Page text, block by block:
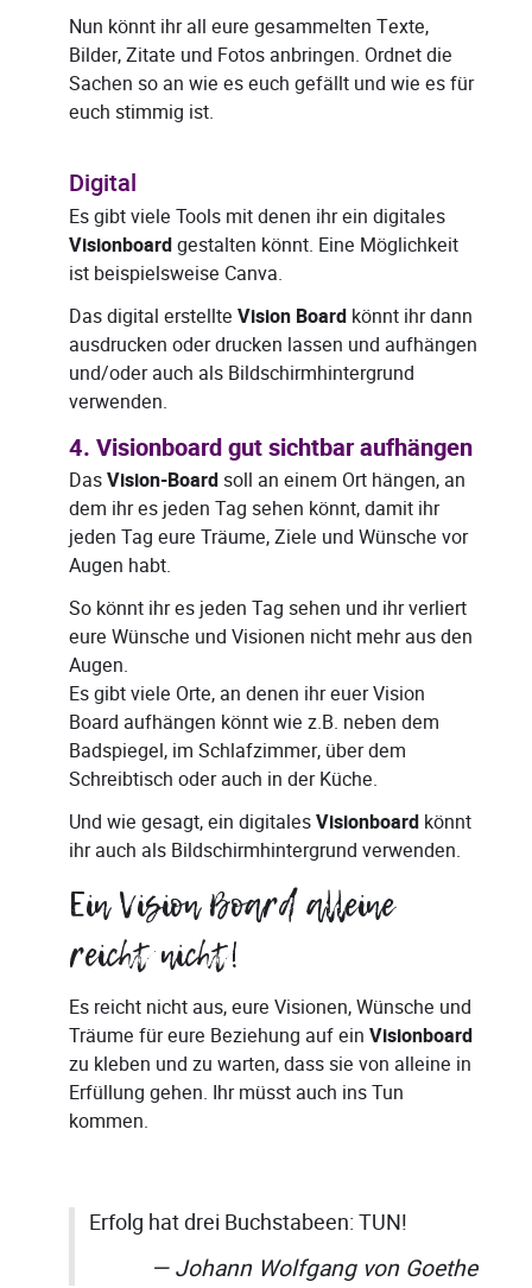
Nun könnt ihr all eure gesammelten Texte,
Bilder, Zitate und Fotos anbringen. Ordnet die
Sachen so an wie es euch gefällt und wie es für
euch stimmig ist.
Digital
Es gibt viele Tools mit denen ihr ein digitales
Visionboardgestalten könnt. Eine Möglichkeit
ist beispielsweise Canva.
Das digital erstellte Vision Board könnt ihr dann
ausdrucken oder drucken lassen und aufhängen
und/oder auch als Bildschirmhintergrund
verwenden.
4. Visionboard gut sichtbar aufhängen
DasVision-Boardsoll an einem Ort hängen, an
dem ihr es jeden Tag sehen könnt, damit ihr
jeden Tag eure Träume, Ziele und Wünsche vor
Augen habt.
So könnt ihr es jeden Tag sehen und ihr verliert
eure Wünsche und Visionen nicht mehr aus den
Augen.
Es gibt viele Orte, an denen ihr euer Vision
Board aufhängen könnt wie z.B. neben dem
Badspiegel, im Schlafzimmer, über dem
Schreibtisch oder auch in der Küche.
Und wie gesagt, ein digitalesVisionboard könnt
ihr auch als Bildschirmhintergrund verwenden.
Ein Vision Board alleine
reicht nicht!
Es reicht nicht aus, eure Visionen, Wünsche und
Träume für eure Beziehung auf ein Visionboard
zu kleben und zu warten, dass sie von alleine in
Erfüllung gehen. Ihr müsst auch ins Tun
kommen.
Erfolg hat drei Buchstabeen: TUN!
Johann Wolfgang von Goethe